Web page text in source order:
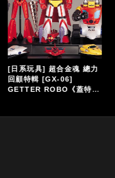
[日系玩具] 超合金魂 總力
回顧特輯 [GX-06]
GETTER ROBO《蓋特機